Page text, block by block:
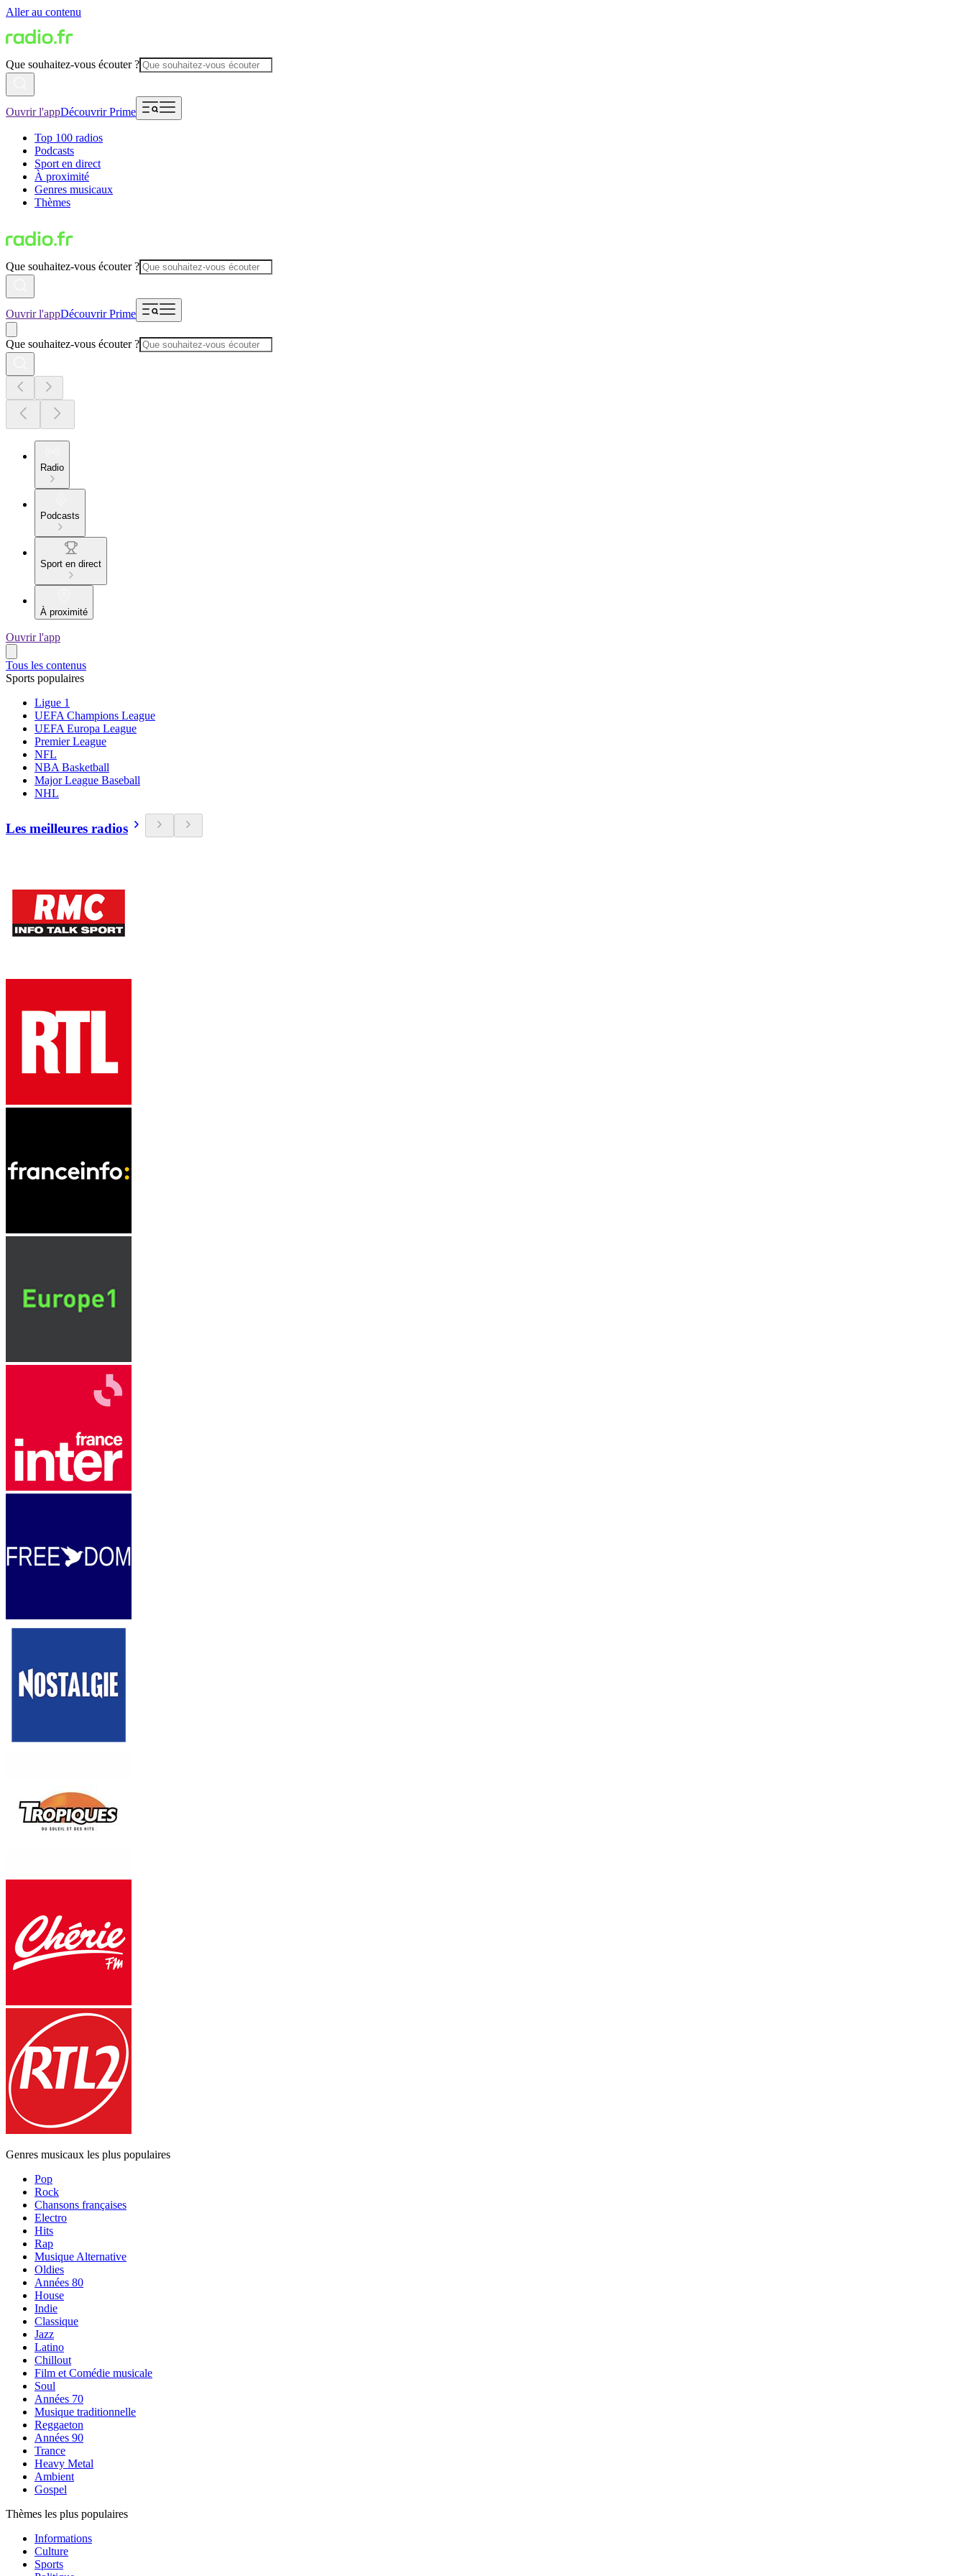
Aller au contenu
Que souhaitez-vous écouter ?
Ouvrir l'appDécouvrir Prime
Top 100 radios
Podcasts
Sport en direct
À proximité
Genres musicaux
Thèmes
Que souhaitez-vous écouter ?
Ouvrir l'appDécouvrir Prime
Que souhaitez-vous écouter ?
Radio
Podcasts
Sport en direct
À proximité
Ouvrir l'app
Tous les contenus
Sports populaires
Ligue 1
UEFA Champions League
UEFA Europa League
Premier League
NFL
NBA Basketball
Major League Baseball
NHL
Les meilleures radios
Genres musicaux les plus populaires
Pop
Rock
Chansons françaises
Electro
Hits
Rap
Musique Alternative
Oldies
Années 80
House
Indie
Classique
Jazz
Latino
Chillout
Film et Comédie musicale
Soul
Années 70
Musique traditionnelle
Reggaeton
Années 90
Trance
Heavy Metal
Ambient
Gospel
Thèmes les plus populaires
Informations
Culture
Sports